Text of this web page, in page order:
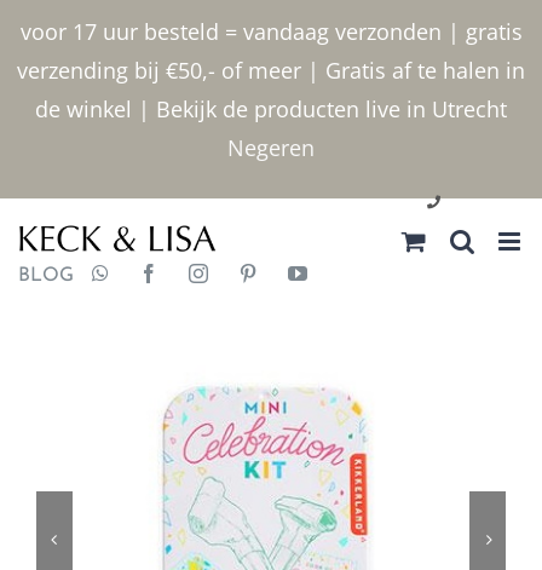
voor 17 uur besteld = vandaag verzonden | gratis
verzending bij €50,- of meer | Gratis af te halen in
de winkel | Bekijk de producten live in Utrecht
Negeren
inhoud
030 2400000
BLOG